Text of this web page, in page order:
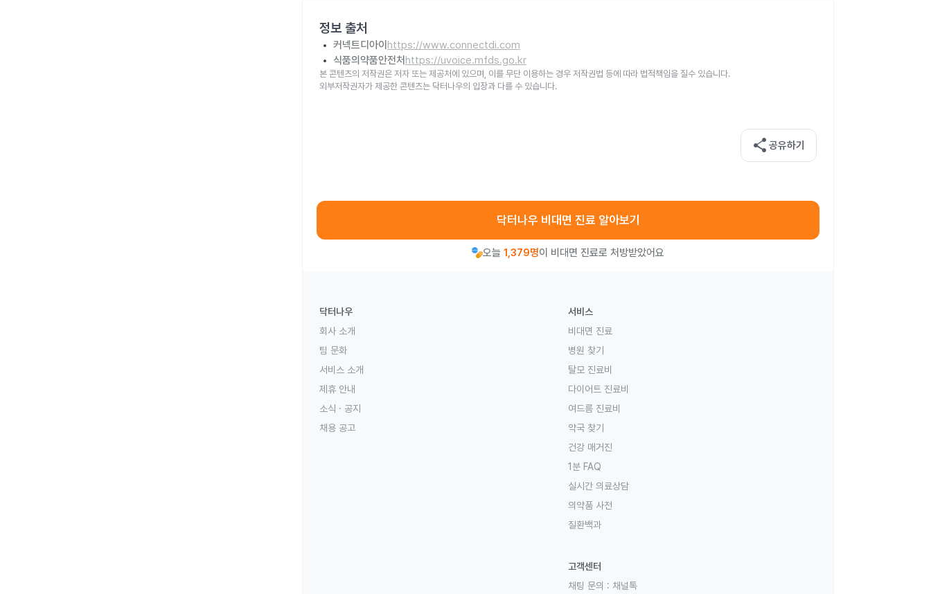
정보 출처
커넥트디아이 https://www.connectdi.com
식품의약품안전처 https://uvoice.mfds.go.kr
본 콘텐츠의 저작권은 저자 또는 제공처에 있으며, 이를 무단 이용하는 경우 저작권법 등에 따라 법적책임을 질수 있습니다.
외부저작권자가 제공한 콘텐츠는 닥터나우의 입장과 다를 수 있습니다.
share 공유하기
닥터나우 비대면 진료 알아보기
오늘 1,379명이 비대면 진료로 처방받았어요
닥터나우
회사 소개
팀 문화
서비스 소개
제휴 안내
소식 · 공지
채용 공고
서비스
비대면 진료
병원 찾기
탈모 진료비
다이어트 진료비
여드름 진료비
약국 찾기
건강 매거진
1분 FAQ
실시간 의료상담
의약품 사전
질환백과
고객센터
채팅 문의 : 채널톡